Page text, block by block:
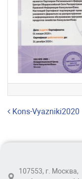
Kons-Vyazniki2020
107553, г. Москва,